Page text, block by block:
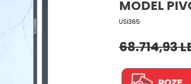
MODEL
USI365
68.714,93